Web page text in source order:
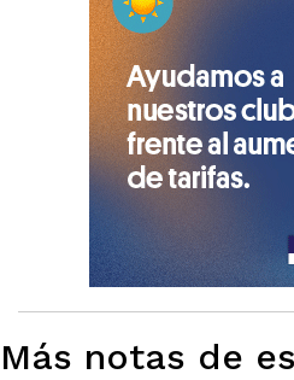
Más notas de